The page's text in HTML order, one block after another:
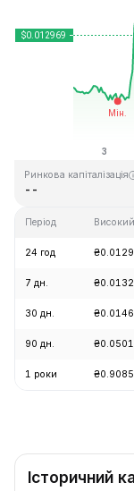
Останнє оновлення:
Ринкова капіталізація
--
Період Високий
24 год
7 дн.
30 дн.
90 дн.
1 роки
Історичний